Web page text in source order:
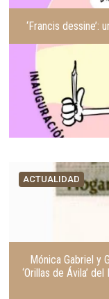
‘Francis dessine’:
ACTUALIDAD
Mónica Gabriel y
‘Orillas de Ávila’